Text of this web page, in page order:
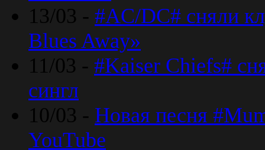
13/03 - #AC/DC# сняли
Blues Away»
11/03 - #Kaiser Chiefs#
сингл
10/03 - Новая песня
YouTube